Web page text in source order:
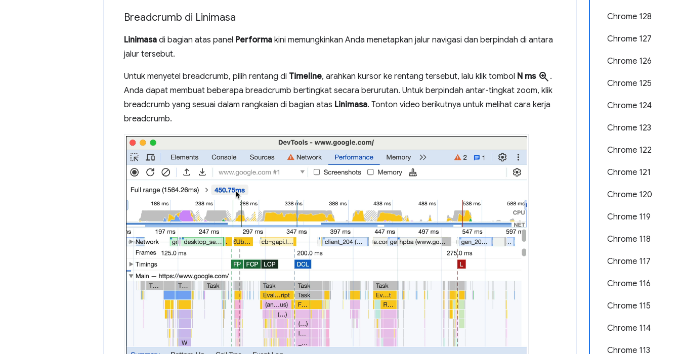
Chrome 128
Chrome 127
Chrome 126
Chrome 125
Chrome 124
Chrome 123
Chrome 122
Chrome 121
Chrome 120
Chrome 119
Chrome 118
Chrome 117
Chrome 116
Chrome 115
Chrome 114
Chrome 113
Breadcrumb di Linimasa
Linimasa di bagian atas panel Performa kini memungkinkan Anda menetapkan jalur navigasi dan berpindah di antara
jalur tersebut.
Untuk menyetel breadcrumb, pilih rentang di Timeline, arahkan kursor ke rentang tersebut, lalu klik tombol N ms zoom_in .
Anda dapat membuat beberapa breadcrumb bertingkat secara berurutan. Untuk berpindah antar-tingkat zoom, klik
breadcrumb yang sesuai dalam rangkaian di bagian atas Linimasa. Tonton video berikutnya untuk melihat cara kerja
breadcrumb.